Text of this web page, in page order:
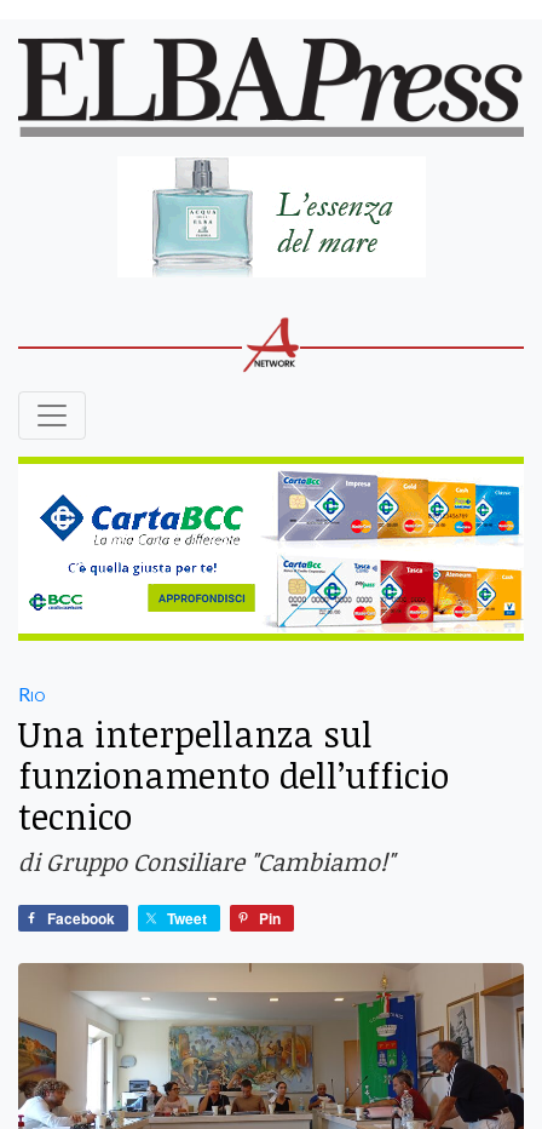
Rio
Una interpellanza sul
funzionamento dell’ufficio
tecnico
di Gruppo Consiliare "Cambiamo!"
Facebook Tweet Pin